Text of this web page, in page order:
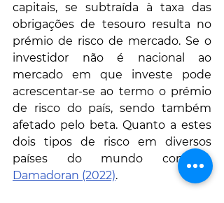
capitais, se subtraída à taxa das
obrigações de tesouro resulta no
prémio de risco de mercado. Se o
investidor não é nacional ao
mercado em que investe pode
acrescentar-se ao termo o prémio
de risco do país, sendo também
afetado pelo beta. Quanto a estes
dois tipos de risco em diversos
países do mundo consulte
Damadoran (2022).